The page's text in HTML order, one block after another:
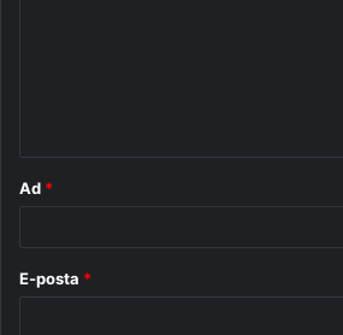
Ad *
E-posta *